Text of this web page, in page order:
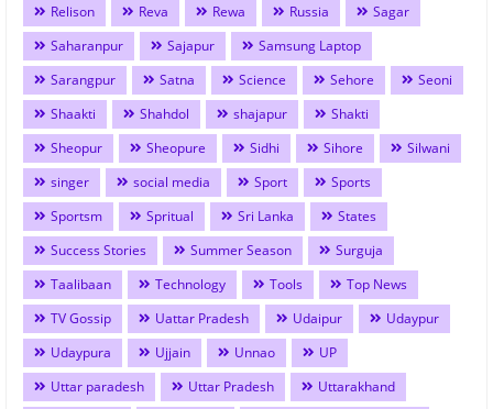
Relison
Reva Rewa Russia
Sagar
Saharanpur
Sajapur
Samsung Laptop
Sarangpur
Satna Science Sehore
Seoni
Shaakti
Shahdol shajapur
Shakti
Sheopur
Sheopure Sidhi Sihore
Silwani
singer
social media Sport
Sports
Sportsm
Spritual Sri Lanka
States
Success Stories
Summer Season
Surguja
Taalibaan
Technology Tools
Top News
TV Gossip
Uattar Pradesh Udaipur
Udaypur
Udaypura
Ujjain Unnao
UP
Uttar paradesh
Uttar Pradesh
Uttarakhand